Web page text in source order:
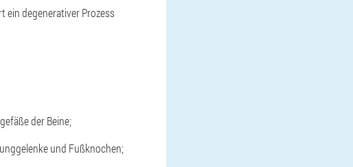
ein degenerativer Prozess
der Beine;
und Fußknochen;